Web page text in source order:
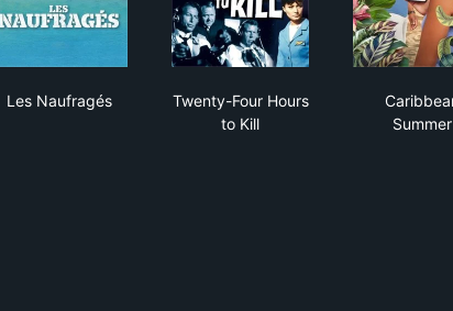
Les Naufragés
Twenty-Four Hours
to Kill
Summer